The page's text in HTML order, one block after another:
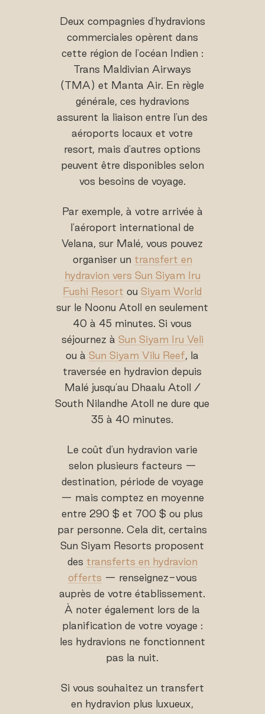
Deux compagnies d'hydravions
commerciales opèrent dans
cette région de l'océan Indien :
Trans Maldivian Airways
(TMA) et Manta Air. En règle
générale, ces hydravions
assurent la liaison entre l'un des
aéroports locaux et votre
resort, mais d'autres options
peuvent être disponibles selon
vos besoins de voyage.
Par exemple, à votre arrivée à
l'aéroport international de
Velana, sur Malé, vous pouvez
organiser un transfert en
hydravion vers Sun Siyam Iru
Fushi Resort ouSiyam World
sur le Noonu Atoll en seulement
40 à 45 minutes. Si vous
séjournez à Sun Siyam Iru Veli
ou àSun Siyam Vilu Reef, la
traversée en hydravion depuis
Malé jusqu'au Dhaalu Atoll /
South Nilandhe Atoll ne dure que
35 à 40 minutes.
Le coût d'un hydravion varie
selon plusieurs facteurs —
destination, période de voyage
— mais comptez en moyenne
entre 290 $ et 700 $ ou plus
par personne. Cela dit, certains
Sun Siyam Resorts proposent
des transferts en hydravion
offerts — renseignez-vous
auprès de votre établissement.
À noter également lors de la
planification de votre voyage :
les hydravions ne fonctionnent
pas la nuit.
Si vous souhaitez un transfert
en hydravion plus luxueux,